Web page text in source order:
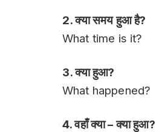
2. क्या समय हुआ है?
What time is it?
3. क्या हुआ?
What happened?
4. वहाँ क्या – क्या हुआ?